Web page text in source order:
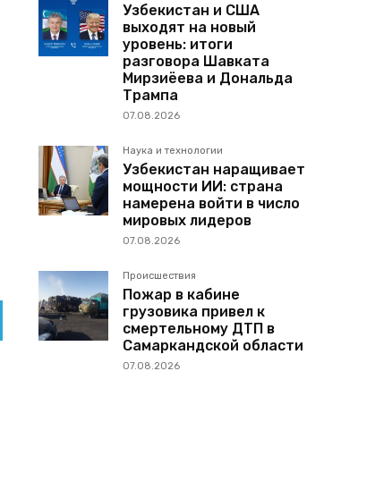
Узбекистан и США
выходят на новый
уровень: итоги
разговора Шавката
Мирзиёева и Дональда
Трампа
07.08.2026
Наука и технологии
Узбекистан наращивает
мощности ИИ: страна
намерена войти в число
мировых лидеров
07.08.2026
Происшествия
Пожар в кабине
грузовика привел к
смертельному ДТП в
Самаркандской области
07.08.2026